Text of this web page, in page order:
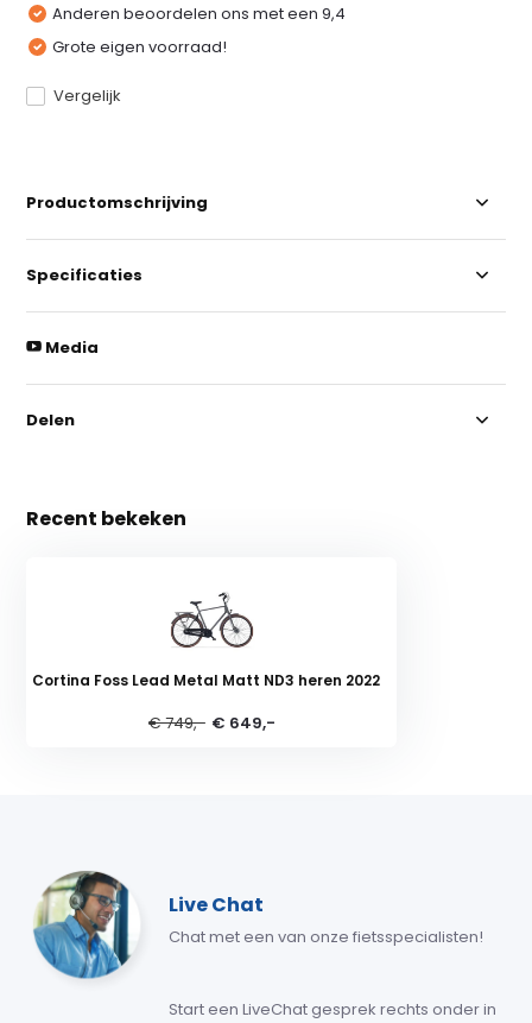
Anderen beoordelen ons met een 9,4
Grote eigen voorraad!
Vergelijk
Productomschrijving
Specificaties
Media
Delen
Recent bekeken
Cortina Foss Lead Metal Matt ND3 heren 2022
€ 749,- € 649,-
Live Chat
Chat met een van onze fietsspecialisten!
Start een LiveChat gesprek rechts onder in